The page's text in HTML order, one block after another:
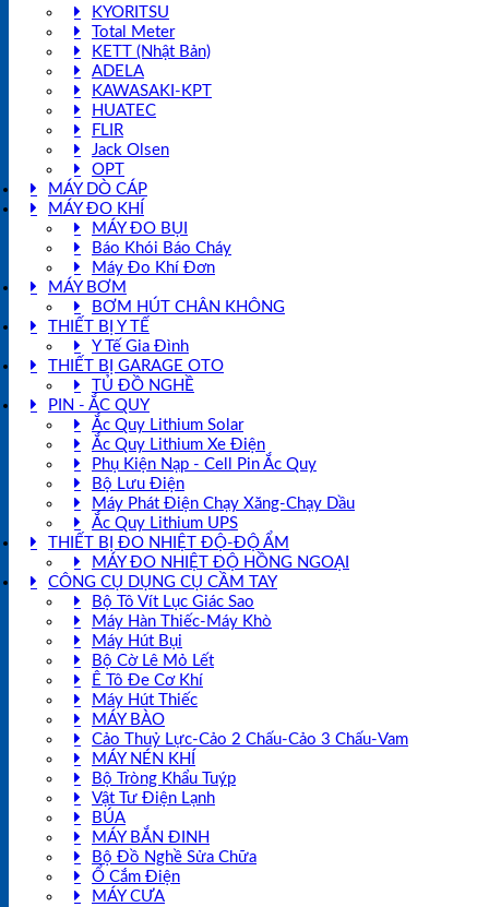
KYORITSU
Total Meter
KETT (Nhật Bản)
ADELA
KAWASAKI-KPT
HUATEC
FLIR
Jack Olsen
OPT
MÁY DÒ CÁP
MÁY ĐO KHÍ
MÁY ĐO BỤI
Báo Khói Báo Cháy
Máy Đo Khí Đơn
MÁY BƠM
BƠM HÚT CHÂN KHÔNG
THIẾT BỊ Y TẾ
Y Tế Gia Đình
THIẾT BỊ GARAGE OTO
TỦ ĐỒ NGHỀ
PIN - ẮC QUY
Ắc Quy Lithium Solar
Ắc Quy Lithium Xe Điện
Phụ Kiện Nạp - Cell Pin Ắc Quy
Bộ Lưu Điện
Máy Phát Điện Chạy Xăng-Chạy Dầu
Ắc Quy Lithium UPS
THIẾT BỊ ĐO NHIỆT ĐỘ-ĐỘ ẨM
MÁY ĐO NHIỆT ĐỘ HỒNG NGOẠI
CÔNG CỤ DỤNG CỤ CẦM TAY
Bộ Tô Vít Lục Giác Sao
Máy Hàn Thiếc-Máy Khò
Máy Hút Bụi
Bộ Cờ Lê Mỏ Lết
Ê Tô Đe Cơ Khí
Máy Hút Thiếc
MÁY BÀO
Cảo Thuỷ Lực-Cảo 2 Chấu-Cảo 3 Chấu-Vam
MÁY NÉN KHÍ
Bộ Tròng Khẩu Tuýp
Vật Tư Điện Lạnh
BÚA
MÁY BẮN ĐINH
Bộ Đồ Nghề Sửa Chữa
Ổ Cắm Điện
MÁY CƯA